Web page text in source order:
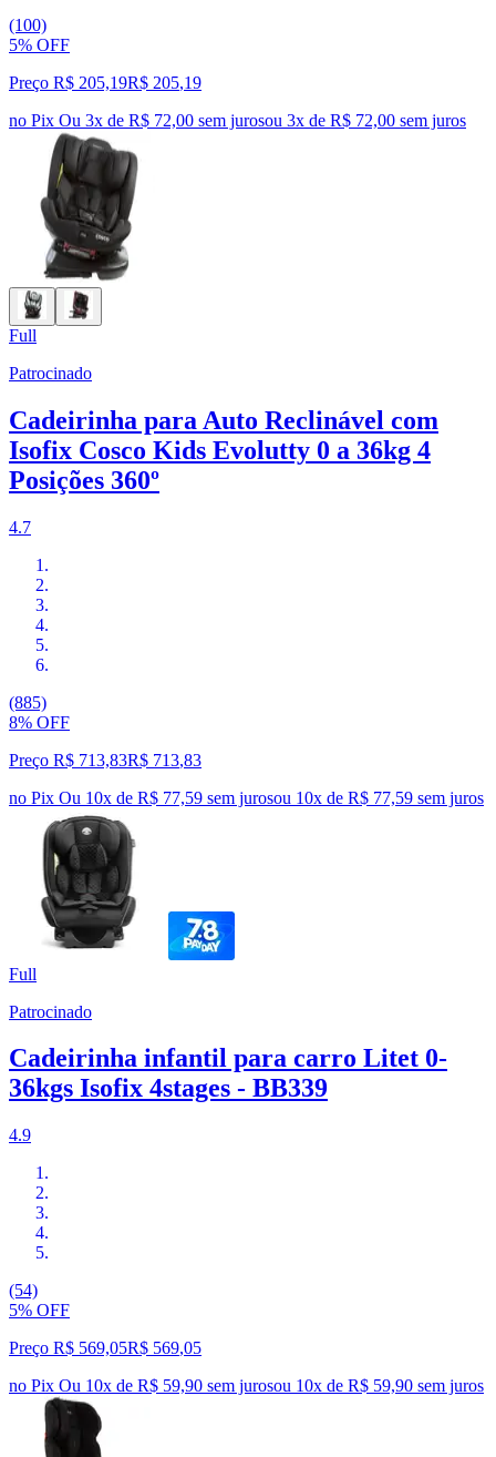
(100)
5% OFF
Preço R$ 205,19R$ 205,19
no Pix Ou 3x de R$ 72,00 sem jurosou 3x de R$ 72,00 sem juros
Full
Patrocinado
Cadeirinha para Auto Reclinável com
Isofix Cosco Kids Evolutty 0 a 36kg 4
Posições 360º
4.7
(885)
8% OFF
Preço R$ 713,83R$ 713,83
no Pix Ou 10x de R$ 77,59 sem jurosou 10x de R$ 77,59 sem juros
Full
Patrocinado
Cadeirinha infantil para carro Litet 0-
36kgs Isofix 4stages - BB339
4.9
(54)
5% OFF
Preço R$ 569,05R$ 569,05
no Pix Ou 10x de R$ 59,90 sem jurosou 10x de R$ 59,90 sem juros